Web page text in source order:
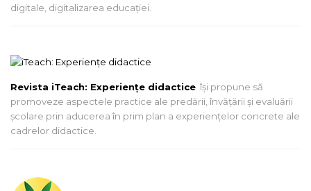
digitale, digitalizarea educației.
Revista iTeach: Experienţe didactice îşi propune să
promoveze aspectele practice ale predării, învăţării şi evaluării
şcolare prin aducerea în prim plan a experienţelor concrete ale
cadrelor didactice.